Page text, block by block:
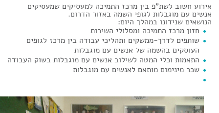
אירוע חשוב לשת"פ בין מרכז התמיכה למעסיקים שמעסיקים
אנשים עם מוגבלות לגופי השמה באזור הדרום.
הנושאים שנידונו במהלך היום:
חזון מרכז התמיכה ומסלולי השירות
שותפים לדרך-ממשקים ותהליכי עבודה בין מרכז לגופים
העוסקים בהשמה של אנשים עם מוגבלות
התאמות וכלי המטה לשילוב אנשים עם מוגבלות בשוק העבודה
שכר מינימום מותאם לאנשים עם מוגבלות